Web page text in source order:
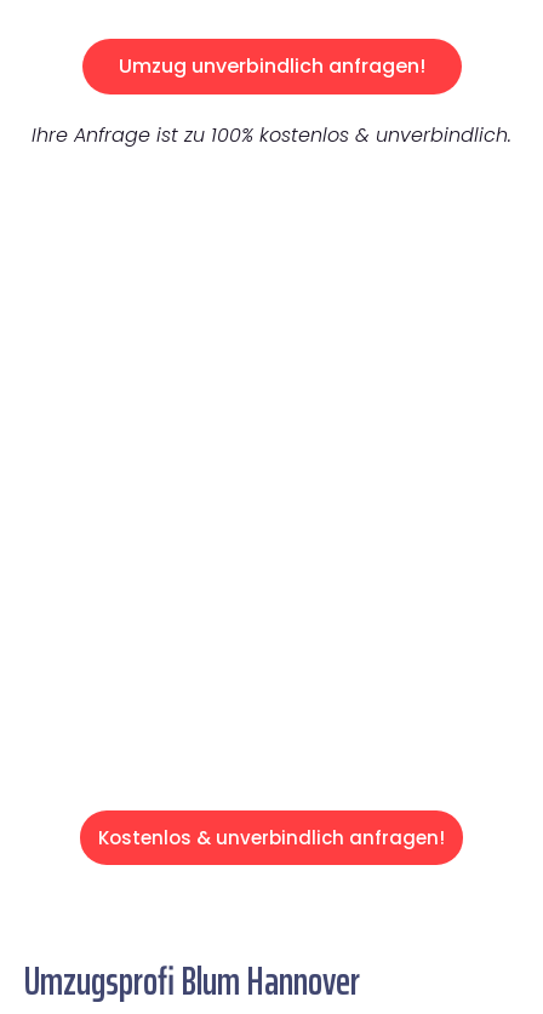
Umzug unverbindlich anfragen!
Ihre Anfrage ist zu 100% kostenlos & unverbindlich.
Kostenlos & unverbindlich anfragen!
Umzugsprofi Blum Hannover